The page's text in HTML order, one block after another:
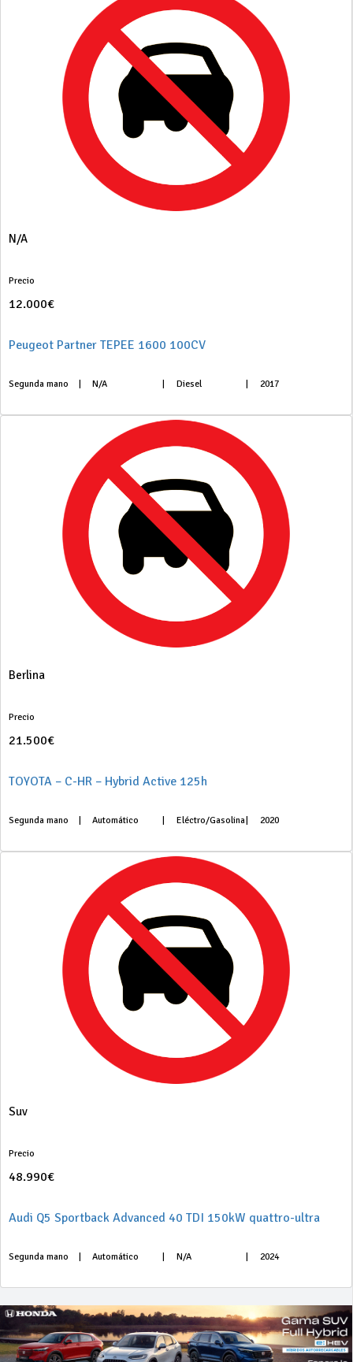
N/A
Precio
12.000€
Peugeot Partner TEPEE 1600 100CV
Segunda mano N/A Diesel 2017
Berlina
Precio
21.500€
TOYOTA – C-HR – Hybrid Active 125h
Segunda mano Automático Eléctro/Gasolina 2020
Suv
Precio
48.990€
Audi Q5 Sportback Advanced 40 TDI 150kW quattro-ultra
Segunda mano Automático N/A 2024